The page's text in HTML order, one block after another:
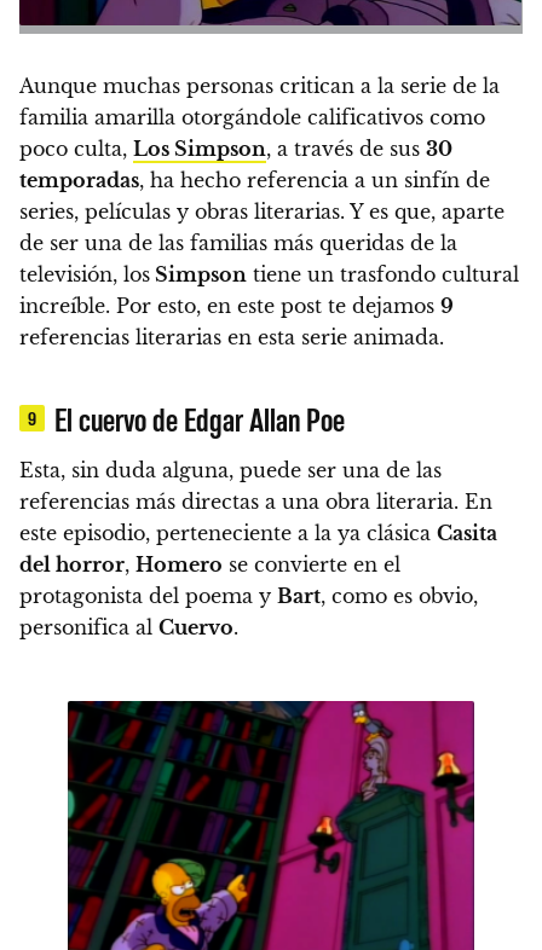
Aunque muchas personas critican a la serie de la
familia amarilla otorgándole calificativos como
poco culta, Los Simpson, a través de sus 30
temporadas, ha hecho referencia a un sinfín de
series, películas y obras literarias. Y es que, aparte
de ser una de las familias más queridas de la
televisión, los Simpson tiene un trasfondo cultural
increíble. Por esto, en este post te dejamos 9
referencias literarias en esta serie animada.
9 El cuervo de Edgar Allan Poe
Esta, sin duda alguna, puede ser una de las
referencias más directas a una obra literaria. En
este episodio, perteneciente a la ya clásica Casita
del horror, Homero se convierte en el
protagonista del poema y Bart, como es obvio,
personifica al Cuervo.